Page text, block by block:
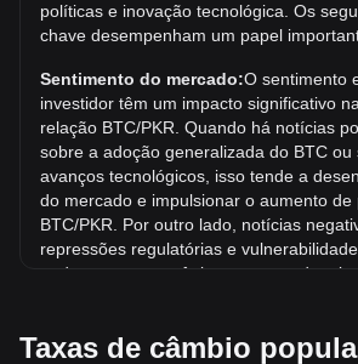
Qual é a tendência de preço de em
Nos últimos 7 dias, a taxa de câmbio de
2.47%. No último mês, a taxa de câmbio
subiu 0.61% em relação a Rupia
políticas e inovação tecnológica. Os
chave desempenham um papel
Sentimento do mercado:O sentimento
investidor têm um impacto significativo
relação BTC/PKR. Quando há notícias
sobre a adoção generalizada do BTC ou
avanços tecnológicos, isso tende a
do mercado e impulsionar o aumento de
BTC/PKR. Por outro lado, notícias
repressões regulatórias e
podem provocar pânico no mercado e
Ambiente regulatório:As políticas e
Taxas de câmbio